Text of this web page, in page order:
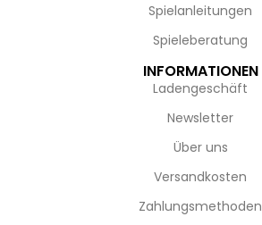
Spielanleitungen
Spieleberatung
INFORMATIONEN
Ladengeschäft
Newsletter
Über uns
Versandkosten
Zahlungsmethoden